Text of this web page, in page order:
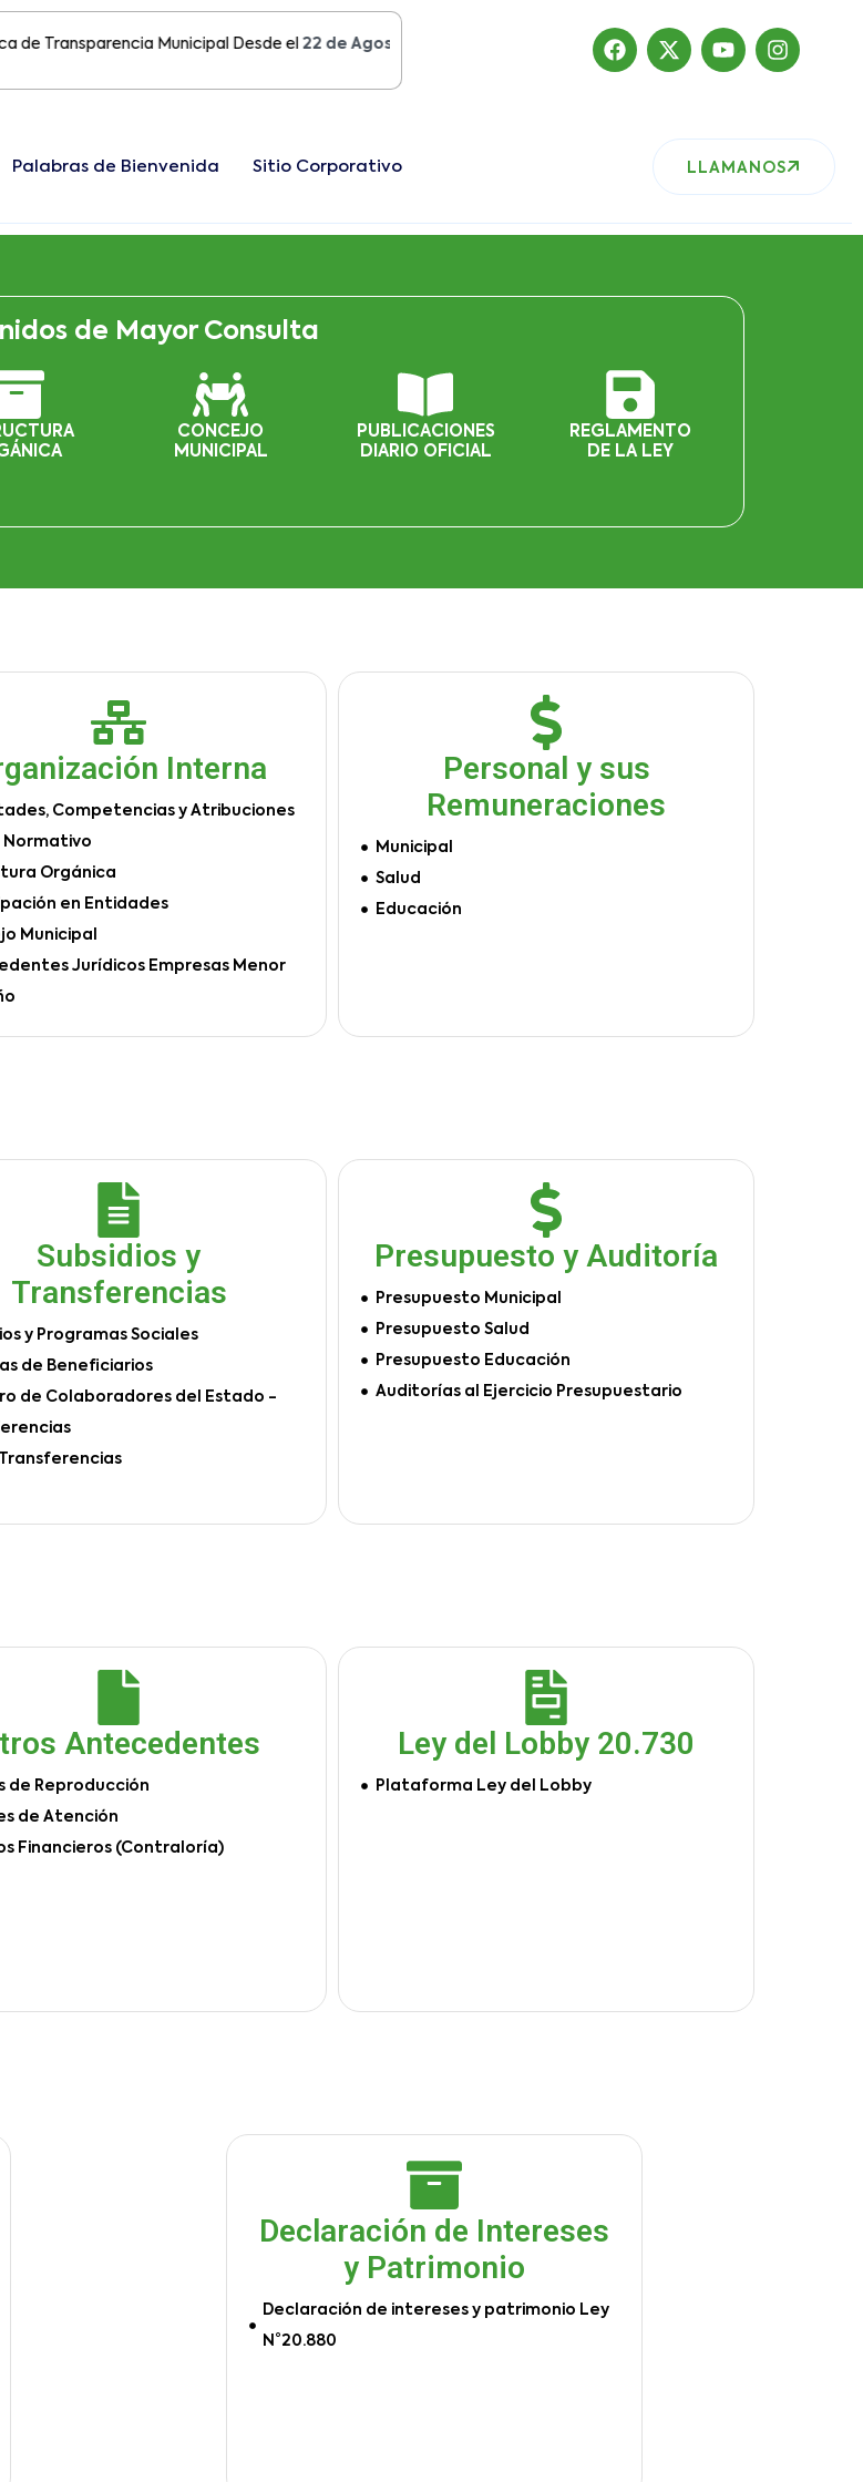
Municipal Desde el22 de Agosto del 2019 , nuestro sitio ha migrado
Palabras de Bienvenida Sitio Corporativo LLAMANOS
de Mayor Consulta
CONCEJO
MUNICIPAL
PUBLICACIONES
DIARIO OFICIAL
REGLAMENTO
DE LA LEY
Interna
Competencias y Atribuciones
Normativo
Orgánica
en Entidades
Municipal
Jurídicos Empresas Menor
Personal y sus
Remuneraciones
Municipal
Salud
Educación
Subsidios y
Transferencias
y Programas Sociales
de Beneficiarios
de Colaboradores del Estado -
Presupuesto y Auditoría
Presupuesto Municipal
Presupuesto Salud
Presupuesto Educación
Auditorías al Ejercicio Presupuestario
Antecedentes
de Reproducción
de Atención
Financieros (Contraloría)
Ley del Lobby 20.730
Plataforma Ley del Lobby
Declaración de Intereses
y Patrimonio
Declaración de intereses y patrimonio Ley
N°20.880